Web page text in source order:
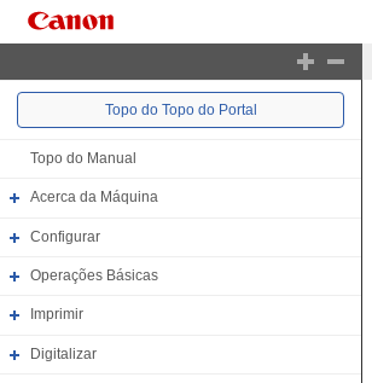
Topo do Topo do Portal
Topo do Manual
Acerca da Máquina
Configurar
Operações Básicas
Imprimir
Digitalizar